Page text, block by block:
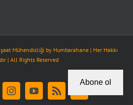
Mühendisliği by Humbarahane | Her Hakkı
| All Rights Reserved
InstagramYouTubeRss Tiktok
Abone ol